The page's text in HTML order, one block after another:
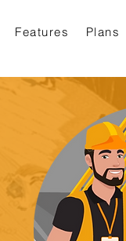
Features Plans